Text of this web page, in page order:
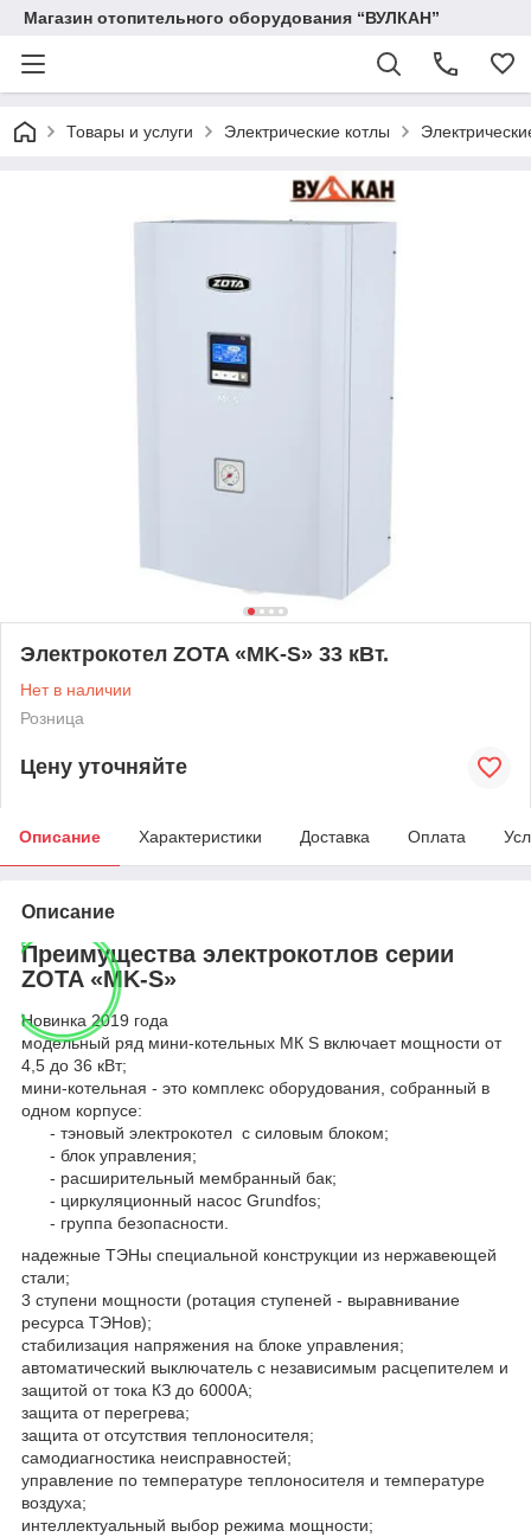
Магазин отопительного оборудования “ВУЛКАН”
Товары и услуги Электрические котлы
Электрокотел ZOTA «MK-S» 33 кВт.
Нет в наличии
Розница
Цену уточняйте
Описание Характеристики Доставка Оплата
Описание
Преимущества электрокотлов серии
ZOTA «MK-S»
Новинка 2019 года
модельный ряд мини-котельных МК S включает мощности от
4,5 до 36 кВт;
мини-котельная - это комплекс оборудования, собранный в
одном корпусе:
- тэновый электрокотел с силовым блоком;
- блок управления;
- расширительный мембранный бак;
- циркуляционный насос Grundfos;
- группа безопасности.
надежные ТЭНы специальной конструкции из нержавеющей
стали;
3 ступени мощности (ротация ступеней - выравнивание
ресурса ТЭНов);
стабилизация напряжения на блоке управления;
автоматический выключатель с независимым расцепителем и
защитой от тока КЗ до 6000А;
защита от перегрева;
защита от отсутствия теплоносителя;
самодиагностика неисправностей;
управление по температуре теплоносителя и температуре
воздуха;
интеллектуальный выбор режима мощности;